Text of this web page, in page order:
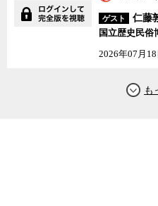
ゲスト
仁藤
国立歴史民俗
2026年07月18